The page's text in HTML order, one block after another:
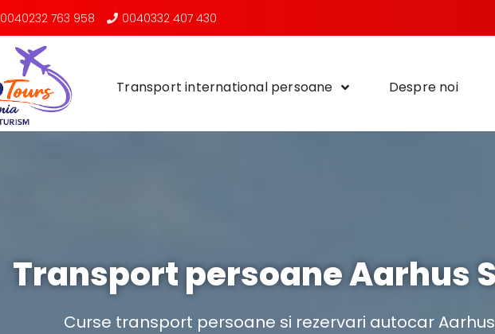
0040232 763 958 0040332 407 430
Transport international persoane Despre noi
Transport persoane Aarhus
Curse transport persoane si rezervari autocar